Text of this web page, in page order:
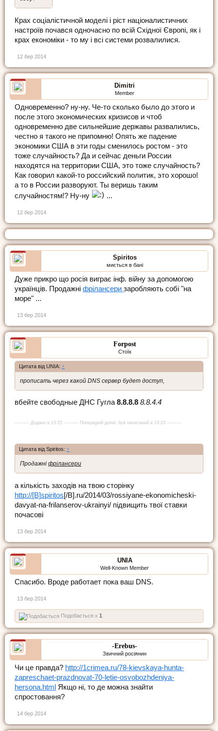
Крах соціалістичной моделі і ріст націоналистичних
настроїв почався одночасно по всій Східної Європі, як і
крах економіки - то му і всі системи розвалилися.
12 бер 2014
Dimitri
Member
Одновременно? ну-ну. Че-то сколько было до этого и
после этого экономических кризисов и чтоб
одновременно две сильнейшие державы развалились,
честно я такого не припомню! Опять же падение
экономики США в эти годы сменилось ростом - это
тоже случайность? Да и сейчас деньги России
находятся на территории США, это тоже случайность?
Как говорил какой-то российский политик, это хорошо!
а то в России разворуют. Ты веришь таким
случайностям!? Ну-ну
...
12 бер 2014
Spiritos
миється в бані
Дуже прикро що росія виграє інф. війну за допомогою
українців. Продажні фрілансери заробляють собі "на
море" ...
13 бер 2014
Forpost
Стоїк
Цитата від UNIA: ↑
прописать через какой DNS сервер будет доступ,
вбейте свободные ДНС Гугла8.8.8.8 8.8.4.4
---------- Додано в 13:25 ---------- Попередній допис був написаний в 13:23 ----------
Цитата від Spiritos: ↑
Продажні фрілансери
а кількість заходів на твою сторінку
http://[B]spiritos[/B].ru/2014/03/rossiyane-ekonomicheski-
davyat-na-frilanserov-ukrainyi/ підвищить твої ставки
почасові
13 бер 2014
UNIA
Well-Known Member
Спасибо. Вроде работает пока ваш DNS.
13 бер 2014
Подобається x 1
-Erebus-
Звичний росіянин
Чи це правда? http://1crimea.ru/78-kievskaya-hunta-
zapreschaet-prazdnovat-70-letie-osvobozhdeniya-
hersona.html Якщо ні, то де можна знайти
спростовання?
14 бер 2014